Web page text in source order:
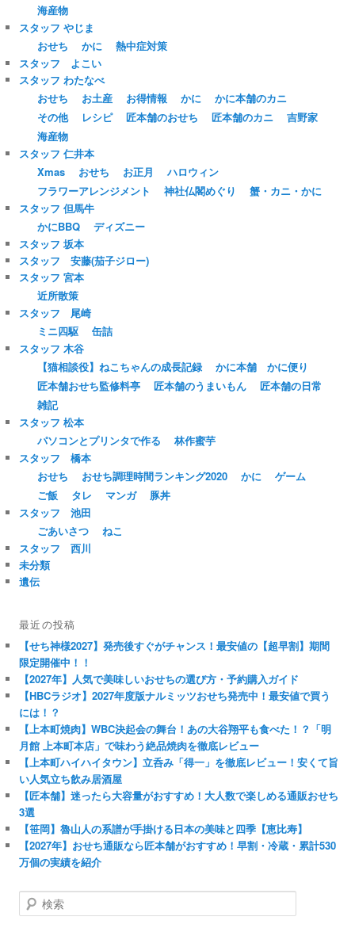
海産物
スタッフ やじま
おせち
かに
熱中症対策
スタッフ よこい
スタッフ わたなべ
おせち
お土産 お得情報 かに
かに本舗のカニ
その他
レシピ 匠本舗のおせち 匠本舗のカニ
吉野家
海産物
スタッフ 仁井本
Xmas
おせち お正月
ハロウィン
フラワーアレンジメント
神社仏閣めぐり
蟹・カニ・かに
スタッフ 但馬牛
かにBBQ
ディズニー
スタッフ 坂本
スタッフ 安藤(茄子ジロー)
スタッフ 宮本
近所散策
スタッフ 尾崎
ミニ四駆
缶詰
スタッフ 木谷
【猫相談役】ねこちゃんの成長記録
かに本舗 かに便り
匠本舗おせち監修料亭
匠本舗のうまいもん
匠本舗の日常
雑記
スタッフ 松本
パソコンとプリンタで作る
林作蜜芋
スタッフ 橋本
おせち
おせち調理時間ランキング2020 かに
ゲーム
ご飯
タレ マンガ
豚丼
スタッフ 池田
ごあいさつ
ねこ
スタッフ 西川
未分類
遺伝
最近の投稿
【せち神様2027】発売後すぐがチャンス！最安値の【超早割】期間
限定開催中！！
【2027年】人気で美味しいおせちの選び方・予約購入ガイド
【HBCラジオ】2027年度版ナルミッツおせち発売中！最安値で買う
には！？
【上本町焼肉】WBC決起会の舞台！あの大谷翔平も食べた！？「明
月館 上本町本店」で味わう絶品焼肉を徹底レビュー
【上本町ハイハイタウン】立呑み「得一」を徹底レビュー！安くて旨
い人気立ち飲み居酒屋
【匠本舗】迷ったら大容量がおすすめ！大人数で楽しめる通販おせち
3選
【笹岡】魯山人の系譜が手掛ける日本の美味と四季【恵比寿】
【2027年】おせち通販なら匠本舗がおすすめ！早割・冷蔵・累計530
万個の実績を紹介
検
索